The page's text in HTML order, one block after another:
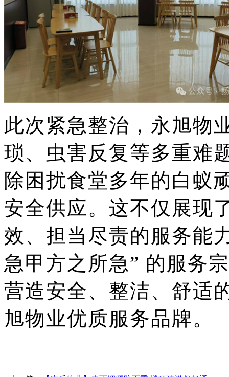
此次紧急整治，永旭物
琐、虫害反复等多重难
除困扰食堂多年的白蚁
安全供应。这不仅展现
效、担当尽责的服务能
急甲方之所急” 的服务
营造安全、整洁、舒适
旭物业优质服务品牌。